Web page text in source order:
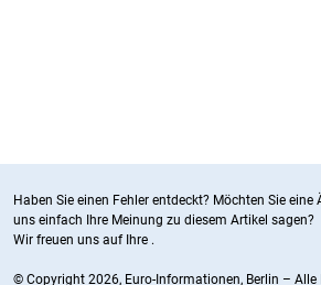
Haben Sie einen Fehler entdeckt? Möchten Sie
uns einfach Ihre Meinung zu diesem Artikel sagen?
Wir freuen uns auf Ihre .
© Copyright 2026, Euro-Informationen, Berlin – Alle